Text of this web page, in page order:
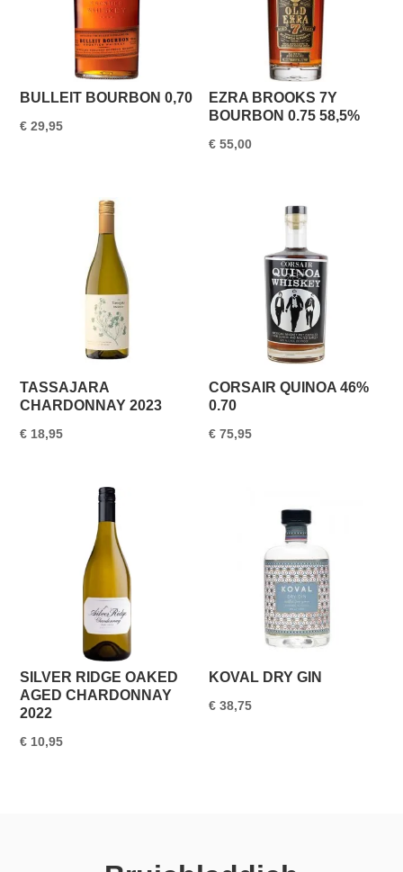
BULLEIT BOURBON 0,70
€ 29,95
EZRA BROOKS 7Y
BOURBON 0.75 58,5%
€ 55,00
TASSAJARA
CHARDONNAY 2023
€ 18,95
CORSAIR QUINOA 46%
0.70
€ 75,95
SILVER RIDGE OAKED
AGED CHARDONNAY
2022
€ 10,95
KOVAL DRY GIN
€ 38,75